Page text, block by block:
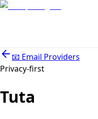
📧 Email Providers
Privacy-first
Tuta